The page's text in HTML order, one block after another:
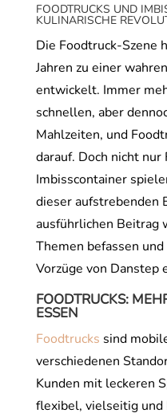
FOODTRUCKS UND
KULINARISCHE
Die Foodtruck-Szene
Jahren zu einer wahren
entwickelt. Immer
schnellen, aber
Mahlzeiten, und
darauf. Doch nicht nur
Imbisscontainer
dieser aufstrebenden
ausführlichen Beitrag
Themen befassen
Vorzüge von Danstep
FOODTRUCKS:
ESSEN
Foodtrucks sind
verschiedenen
Kunden mit leckeren
flexibel, vielseitig